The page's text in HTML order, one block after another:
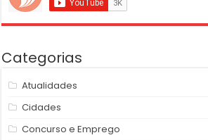
Categorias
Atualidades
Cidades
Concurso e Emprego